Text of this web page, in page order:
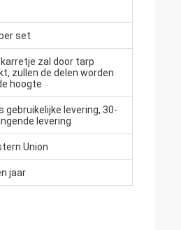
set
zal door tarp
zullen de delen worden
hoogte
gebruikelijke levering, 30-
levering
Union
jaar